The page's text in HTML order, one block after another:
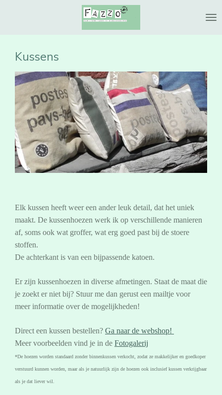
hoofdinhoud
Kussens
Elk kussen heeft weer een ander leuk detail, dat het uniek
maakt. De kussenhoezen werk ik op verschillende manieren
af, soms ook wat groffer, wat erg goed past bij de stoere
stoffen.
De achterkant is van een bijpassende katoen.
Er zijn kussenhoezen in diverse afmetingen. Staat de maat die
je zoekt er niet bij? Stuur me dan gerust een mailtje voor
meer informatie over de mogelijkheden!
Direct een kussen bestellen? Ga naar de webshop!
Meer voorbeelden vind je in de Fotogalerij
*De hoezen worden standaard zonder binnenkussen verkocht, zodat ze makkelijker en goedkoper
verstuurd kunnen worden, maar als je natuurlijk zijn de hoezen ook inclusief kussen verkrijgbaar
als je dat liever wil.